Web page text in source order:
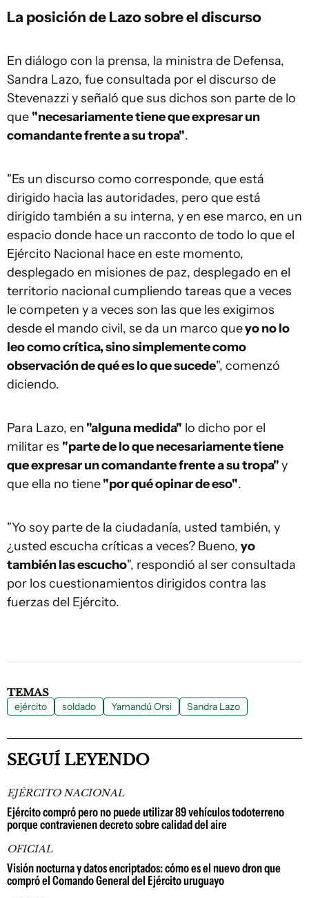
La posición de Lazo sobre el discurso
En diálogo con la prensa, la ministra de Defensa,
Sandra Lazo, fue consultada por el discurso de
Stevenazzi y señaló que sus dichos son parte de lo
que "necesariamente tiene que expresar un
comandante frente a su tropa".
"Es un discurso como corresponde, que está
dirigido hacia las autoridades, pero que está
dirigido también a su interna, y en ese marco, en un
espacio donde hace un racconto de todo lo que el
Ejército Nacional hace en este momento,
desplegado en misiones de paz, desplegado en el
territorio nacional cumpliendo tareas que a veces
le competen y a veces son las que les exigimos
desde el mando civil, se da un marco queyo no lo
leo como crítica, sino simplemente como
observación de qué es lo que sucede", comenzó
diciendo.
Para Lazo, en "alguna medida" lo dicho por el
militar es "parte de lo que necesariamente tiene
que expresar un comandante frente a su tropa"y
que ella no tiene"por qué opinar de eso".
"Yo soy parte de la ciudadanía, usted también, y
¿usted escucha críticas a veces? Bueno, yo
también las escucho", respondió al ser consultada
por los cuestionamientos dirigidos contra las
fuerzas del Ejército.
TEMAS
ejército soldado Yamandú Orsi Sandra Lazo
SEGUÍ LEYENDO
EJÉRCITO NACIONAL
Ejército compró pero no puede utilizar 89 vehículos todoterreno
porque contravienen decreto sobre calidad del aire
OFICIAL
Visión nocturna y datos encriptados: cómo es el nuevo dron que
compró el Comando General del Ejército uruguayo